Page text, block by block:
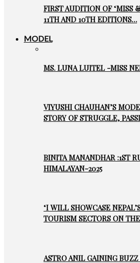
FIRST AUDITION OF ‘MISS
11TH AND 10TH EDITIONS…
MODEL
MS. LUNA LUITEL -MISS
VIYUSHI CHAUHAN’S
STORY OF STRUGGLE,
BINITA MANANDHAR :1ST
HIMALAYAN-2025
‘I WILL SHOWCASE
TOURISM SECTORS ON
ASTRO ANIL GAINING